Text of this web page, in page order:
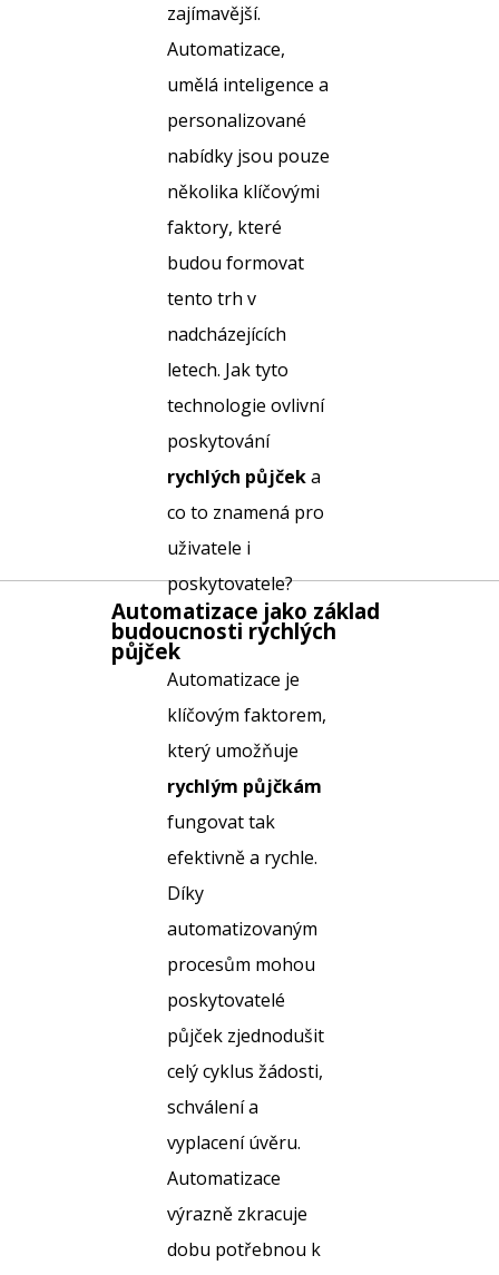
zajímavější.
Automatizace,
umělá inteligence a
personalizované
nabídky jsou pouze
několika klíčovými
faktory, které
budou formovat
tento trh v
nadcházejících
letech. Jak tyto
technologie ovlivní
poskytování
rychlých půjčeka
co to znamená pro
uživatele i
poskytovatele?
Automatizace jako základ
budoucnosti rychlých
půjček
Automatizace je
klíčovým faktorem,
který umožňuje
rychlým půjčkám
fungovat tak
efektivně a rychle.
Díky
automatizovaným
procesům mohou
poskytovatelé
půjček zjednodušit
celý cyklus žádosti,
schválení a
vyplacení úvěru.
Automatizace
výrazně zkracuje
dobu potřebnou k